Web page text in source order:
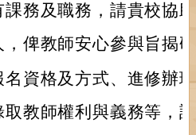
課務及職務，請貴校協
，俾教師安心參與旨揭
名資格及方式、進修辦
取教師權利與義務等，